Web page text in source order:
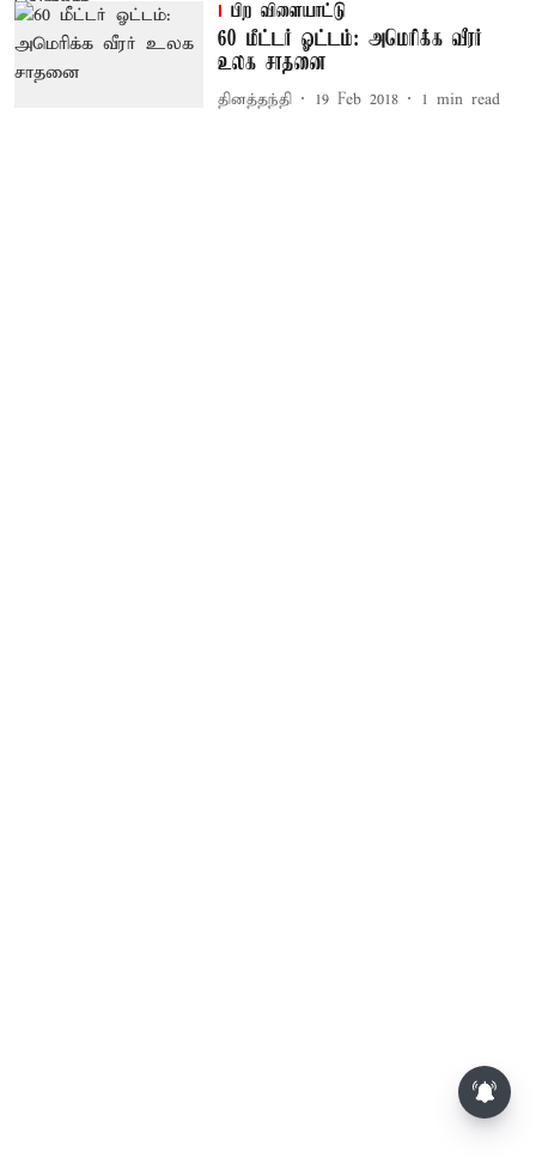
பிற விளையாட்டு
60 மீட்டர் ஓட்டம்: அமெரிக்க வீரர்
உலக சாதனை
தினத்தந்தி 19 Feb 2018 1 min read